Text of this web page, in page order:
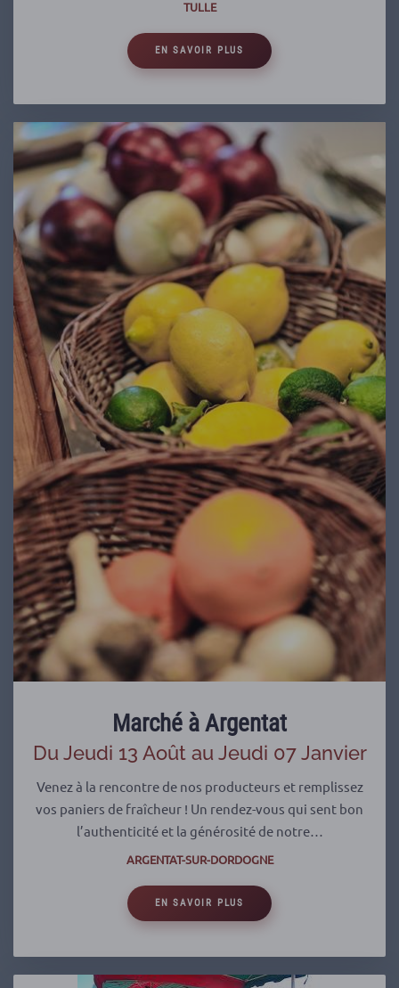
TULLE
EN SAVOIR PLUS
Marché à Argentat
Du Jeudi 13 Août au Jeudi 07 Janvier
Venez à la rencontre de nos producteurs et remplissez
vos paniers de fraîcheur ! Un rendez-vous qui sent bon
l’authenticité et la générosité de notre…
ARGENTAT-SUR-DORDOGNE
EN SAVOIR PLUS